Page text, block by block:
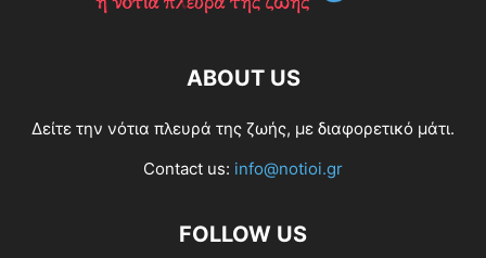
ABOUT US
Δείτε την νότια πλευρά της ζωής, με διαφορετικό μάτι.
Contact us: info@notioi.gr
FOLLOW US